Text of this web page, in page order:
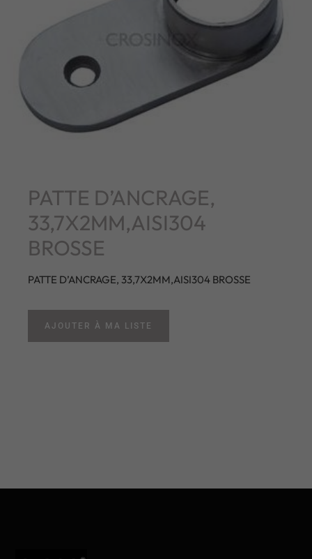
PATTE D’ANCRAGE,
33,7X2MM,AISI304
BROSSE
PATTE D’ANCRAGE, 33,7X2MM,AISI304 BROSSE
AJOUTER À MA LISTE